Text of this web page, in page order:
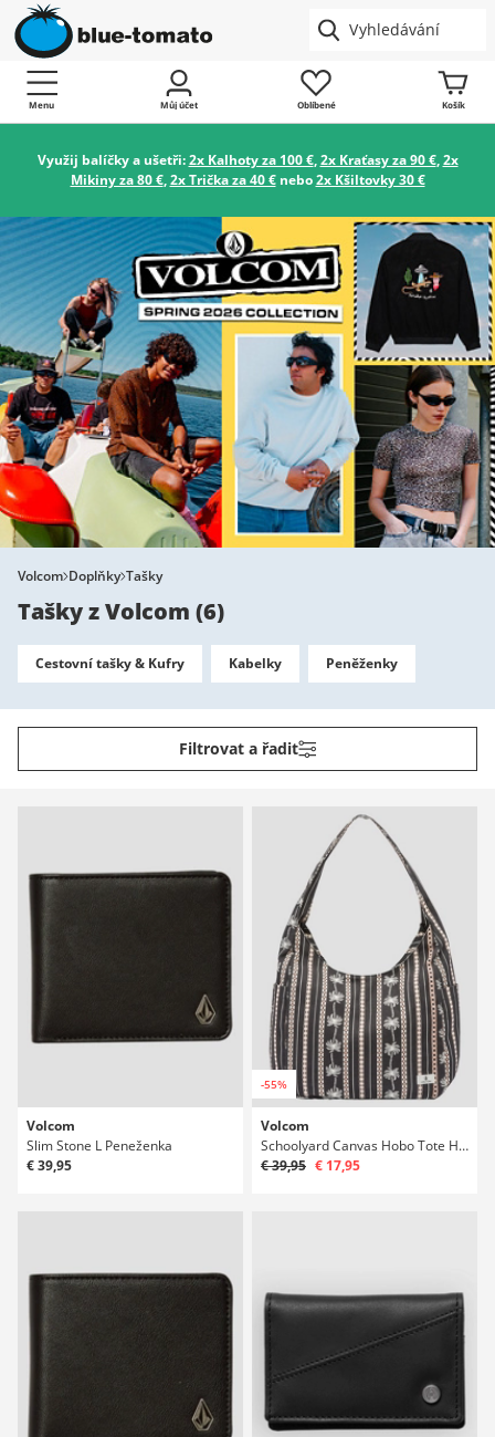
Menu Můj účet Oblíbené Košík
Využij balíčky a ušetři:2x Kalhoty za 100 €,2x Kraťasy za 90 €,2x
Mikiny za 80 €,2x Trička za 40 €nebo2x Kšiltovky 30 €
Volcom Doplňky Tašky
Tašky z Volcom (6)
Cestovní tašky & Kufry Kabelky Peněženky
Filtrovat a řadit
Volcom
Slim Stone L Peneženka
€ 39,95
-55%
Volcom
Schoolyard Canvas Hobo Tote Handbag
€ 39,95 € 17,95